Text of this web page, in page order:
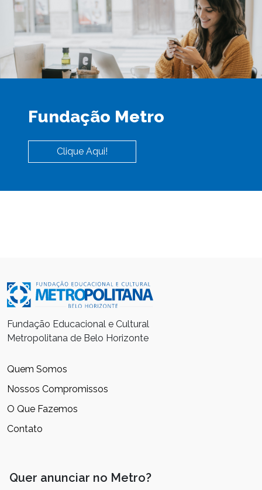
Fundação Metro
Clique Aqui!
Fundação Educacional e Cultural
Metropolitana de Belo Horizonte
Quem Somos
Nossos Compromissos
O Que Fazemos
Contato
Quer anunciar no Metro?